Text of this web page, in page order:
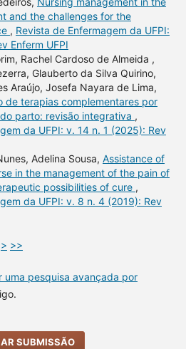
and the challenges for the
, Revista de Enfermagem da UFPI:
Enferm UFPI
Rachel Cardoso de Almeida ,
Glauberto da Silva Quirino,
Araújo, Josefa Nayara de Lima,
de terapias complementares por
parto: revisão integrativa ,
da UFPI: v. 14 n. 1 (2025): Rev
Adelina Sousa, Assistance of
in the management of the pain of
possibilities of cure ,
da UFPI: v. 8 n. 4 (2019): Rev
> >>
uma pesquisa avançada por
SUBMISSÃO